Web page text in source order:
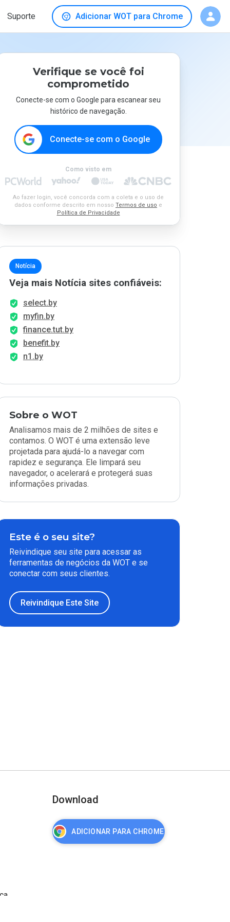
Suporte Adicionar WOT para Chrome
Verifique se você foi
comprometido
Conecte-se com o Google para escanear seu
histórico de navegação.
Conecte-se com o Google
Como visto em
Ao fazer login, você concorda com a coleta e o uso de
dados conforme descrito em nosso Termos de uso e
Política de Privacidade
Notícia
Veja mais Notícia sites confiáveis:
select.by
myfin.by
finance.tut.by
benefit.by
n1.by
Sobre o WOT
Analisamos mais de 2 milhões de sites e
contamos. O WOT é uma extensão leve
projetada para ajudá-lo a navegar com
rapidez e segurança. Ele limpará seu
navegador, o acelerará e protegerá suas
informações privadas.
Este é o seu site?
Reivindique seu site para acessar as
ferramentas de negócios da WOT e se
conectar com seus clientes.
Reivindique Este Site
Download
ADICIONAR PARA CHROME